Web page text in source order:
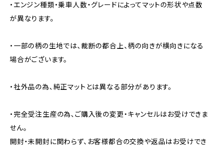
・エンジン種類・乗車人数・グレードによってマットの形状や点数
が異なります。
・一部の柄の生地では、裁断の都合上、柄の向きが横向きになる
場合がございます。
・社外品の為、純正マットとは異なる部分があります。
・完全受注生産の為、ご購入後の変更・キャンセルはお受けできま
せん。
開封・未開封に関わらず、お客様都合の交換や返品はお受けでき